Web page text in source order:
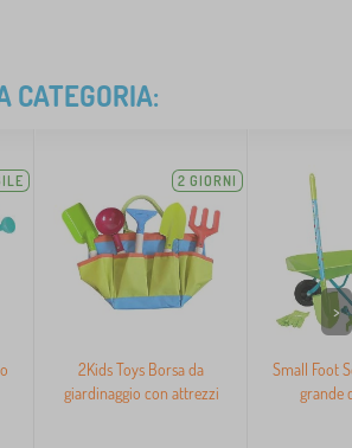
CATEGORIA:
2 GIORNI
2Kids Toys Borsa da
giardinaggio con attrezzi
Small Foot
grande
>